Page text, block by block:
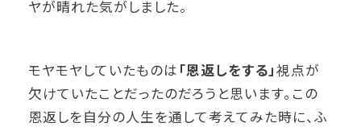
ヤが晴れた気がしました。
モヤモヤしていたものは 「恩返しをする」視点が
欠けていたことだったのだろうと思います。この
恩返しを自分の人生を通して考えてみた時に、ふ